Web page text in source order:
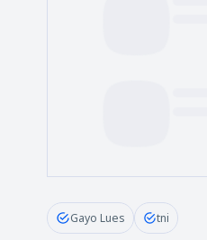
Gayo Lues tni